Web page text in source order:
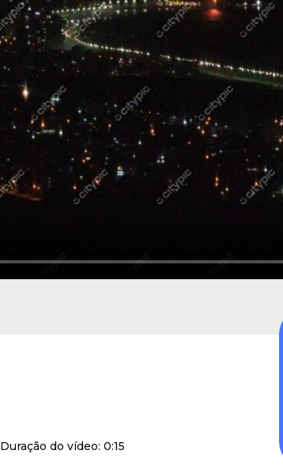
Duração do vídeo: 0:15